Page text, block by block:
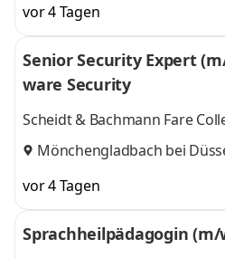
vor 4 Tagen
Senior Security Expert
ware Security
Scheidt & Bachmann Fare
Systems GmbH
Mönchengladbach bei
vor 4 Tagen
Sprachheilpädagogin (m/